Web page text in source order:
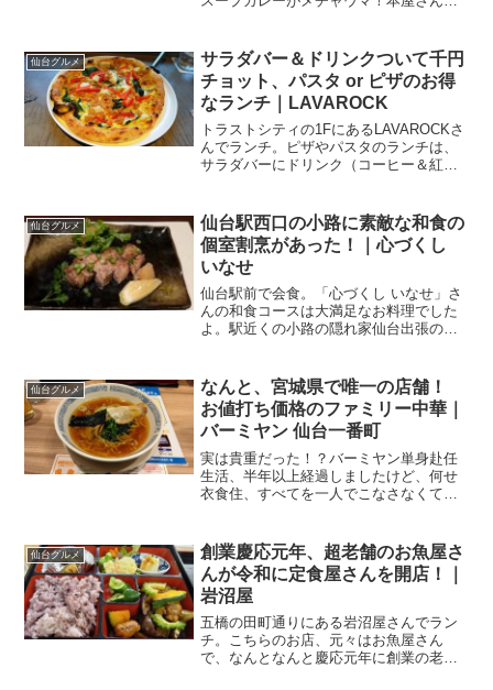
バーミヤン 仙台一番町
生活、半年以上経過しましたけど、何せ
衣食住、すべてを一人でこなさなくては
いけないじゃないですか．．．って、当
たり前なんですけど、その当たり前が結
構、辛かったりするんですよね。なんだ
かんだで結婚して20年以...
仙台グルメ
創業慶応元年、超老舗のお魚屋さ
んが令和に定食屋さんを開店！｜
岩沼屋
チ。こちらのお店、元々はお魚屋さん
で、なんとなんと慶応元年に創業の老
舗。そんな老舗の魚屋さんのランチ、丁
寧につくられていて、美味しかったです
よ～♪一世紀半以上の歴史のお魚屋さん今
日も今日とて、五橋でランチ...
仙台グルメ
でーん！と大きな鰻重。ウナギと
梅の食べ合わせ、悪くない。って
か、良い！｜いづも PARCO2
大きな一つのヤマを超えました。社外の
方も巻き込んだ、そこそこの大きさのプ
ロジェクト。無事にプレゼンも終えて、
賽は投げられた！ あとは、吉報を待つの
み。何度も仙台にお越しいただいたお仲
間と仙台駅まで送...
サラダバー・ドリンクバー付き♪ 東二番
丁のビル地下に満腹・満足の中華が待っ
ていた♪｜楽道